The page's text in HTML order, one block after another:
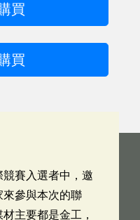
買
買
賽入選者中，邀
參與本次的聯
主要都是金工，